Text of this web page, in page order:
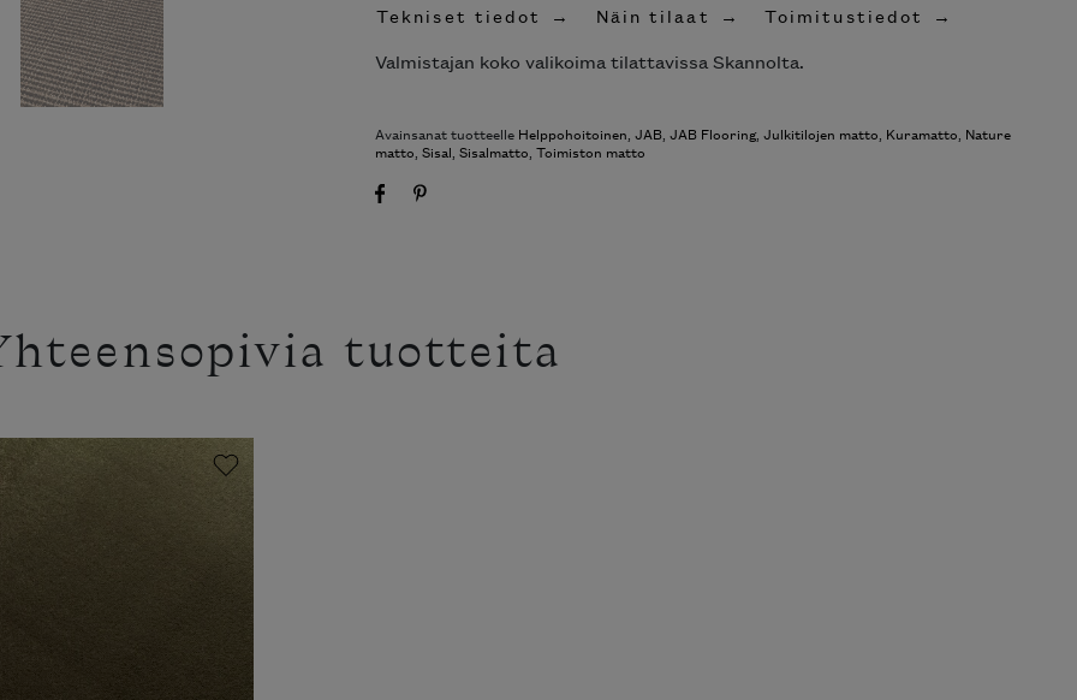
Tekniset tiedot Näin tilaat
Toimitustiedot
Valmistajan koko valikoima tilattavissa Skannolta.
Avainsanat tuotteelle Helppohoitoinen, JAB, JAB Flooring, Julkitilojen matto, Kuramatto, Nature
matto, Sisal, Sisalmatto, Toimiston matto
tuotteita